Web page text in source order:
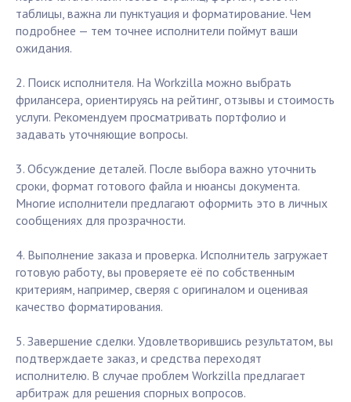
таблицы, важна ли пунктуация и форматирование. Чем
подробнее — тем точнее исполнители поймут ваши
ожидания.
2. Поиск исполнителя. На Workzilla можно выбрать
фрилансера, ориентируясь на рейтинг, отзывы и стоимость
услуги. Рекомендуем просматривать портфолио и
задавать уточняющие вопросы.
3. Обсуждение деталей. После выбора важно уточнить
сроки, формат готового файла и нюансы документа.
Многие исполнители предлагают оформить это в личных
сообщениях для прозрачности.
4. Выполнение заказа и проверка. Исполнитель загружает
готовую работу, вы проверяете её по собственным
критериям, например, сверяя с оригиналом и оценивая
качество форматирования.
5. Завершение сделки. Удовлетворившись результатом, вы
подтверждаете заказ, и средства переходят
исполнителю. В случае проблем Workzilla предлагает
арбитраж для решения спорных вопросов.